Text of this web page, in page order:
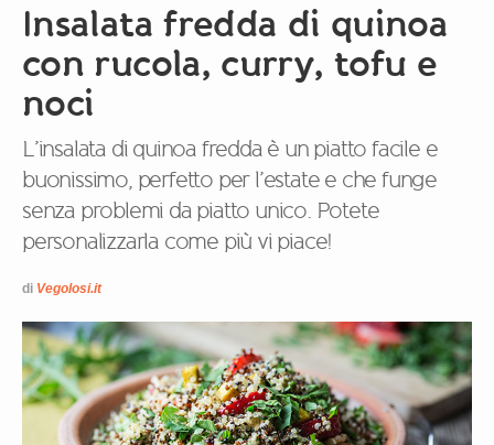
Insalata fredda di quinoa
con rucola, curry, tofu e
noci
L’insalata di quinoa fredda è un piatto facile e
buonissimo, perfetto per l’estate e che funge
senza problemi da piatto unico. Potete
personalizzarla come più vi piace!
di Vegolosi.it